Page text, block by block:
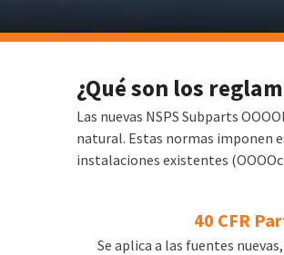
¿Qué son los
Las nuevas NSPS Subparts
natural. Estas normas imponen
instalaciones existentes
40 CFR
Se aplica a las fuentes